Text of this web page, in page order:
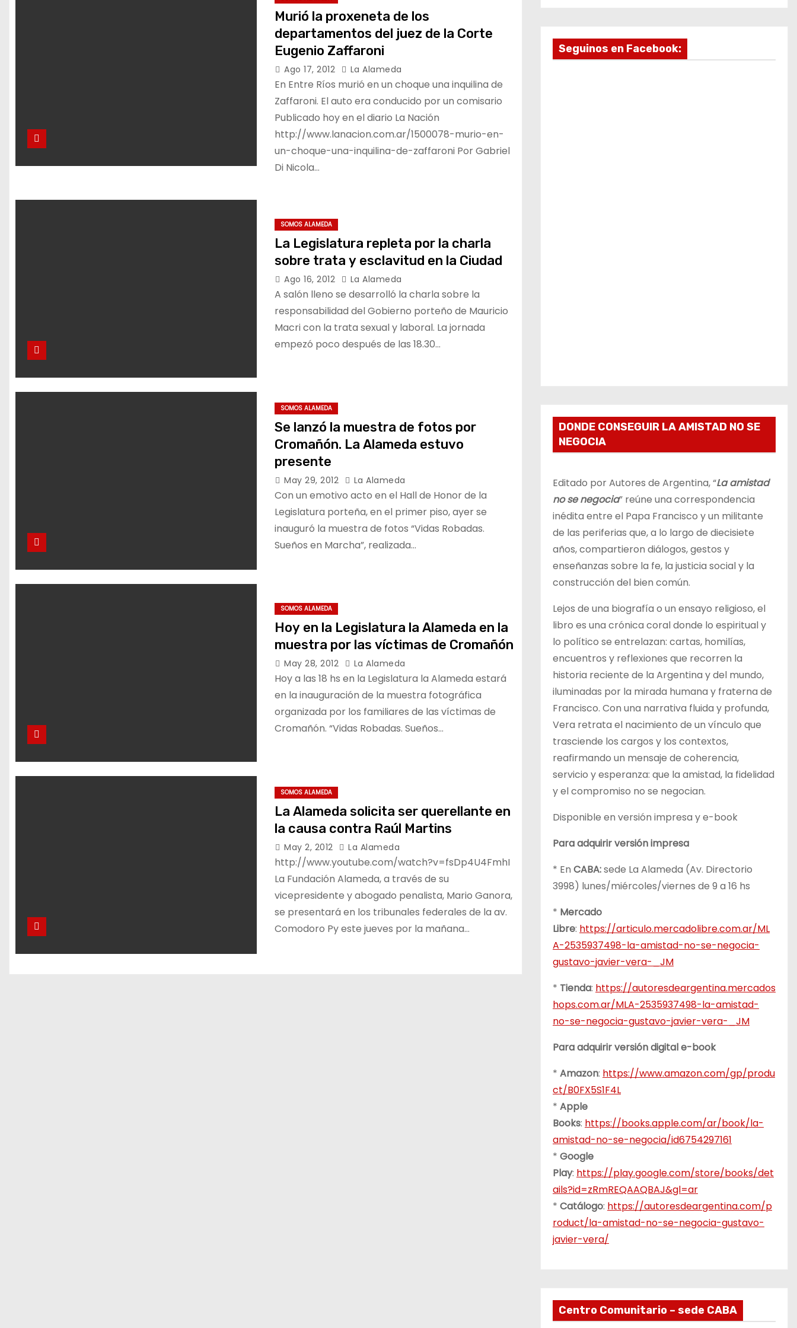
Murió la proxeneta de los
departamentos del juez de la Corte
Eugenio Zaffaroni
Ago 17, 2012 La Alameda
En Entre Ríos murió en un choque una inquilina de
Zaffaroni. El auto era conducido por un comisario
Publicado hoy en el diario La Nación
http://www.lanacion.com.ar/1500078-murio-en-
un-choque-una-inquilina-de-zaffaroni Por Gabriel
Di Nicola…
SOMOS ALAMEDA
La Legislatura repleta por la charla
sobre trata y esclavitud en la Ciudad
Ago 16, 2012 La Alameda
A salón lleno se desarrolló la charla sobre la
responsabilidad del Gobierno porteño de Mauricio
Macri con la trata sexual y laboral. La jornada
empezó poco después de las 18.30…
SOMOS ALAMEDA
Se lanzó la muestra de fotos por
Cromañón. La Alameda estuvo
presente
May 29, 2012 La Alameda
Con un emotivo acto en el Hall de Honor de la
Legislatura porteña, en el primer piso, ayer se
inauguró la muestra de fotos “Vidas Robadas.
Sueños en Marcha”, realizada…
SOMOS ALAMEDA
Hoy en la Legislatura la Alameda en la
muestra por las víctimas de Cromañón
May 28, 2012 La Alameda
Hoy a las 18 hs en la Legislatura la Alameda estará
en la inauguración de la muestra fotográfica
organizada por los familiares de las víctimas de
Cromañón. “Vidas Robadas. Sueños…
SOMOS ALAMEDA
La Alameda solicita ser querellante en
la causa contra Raúl Martins
May 2, 2012 La Alameda
http://www.youtube.com/watch?v=fsDp4U4FmhI
La Fundación Alameda, a través de su
vicepresidente y abogado penalista, Mario Ganora,
se presentará en los tribunales federales de la av.
Comodoro Py este jueves por la mañana…
Seguinos en Facebook:
DONDE CONSEGUIR LA AMISTAD NO SE
NEGOCIA
Editado por Autores de Argentina, “La amistad
no se negocia” reúne una correspondencia
inédita entre el Papa Francisco y un militante
de las periferias que, a lo largo de diecisiete
años, compartieron diálogos, gestos y
enseñanzas sobre la fe, la justicia social y la
construcción del bien común.
Lejos de una biografía o un ensayo religioso, el
libro es una crónica coral donde lo espiritual y
lo político se entrelazan: cartas, homilías,
encuentros y reflexiones que recorren la
historia reciente de la Argentina y del mundo,
iluminadas por la mirada humana y fraterna de
Francisco. Con una narrativa fluida y profunda,
Vera retrata el nacimiento de un vínculo que
trasciende los cargos y los contextos,
reafirmando un mensaje de coherencia,
servicio y esperanza: que la amistad, la fidelidad
y el compromiso no se negocian.
Disponible en versión impresa y e-book
Para adquirir versión impresa
* En CABA:sede La Alameda (Av. Directorio
3998) lunes/miércoles/viernes de 9 a 16 hs
* Mercado
Libre: https://articulo.mercadolibre.com.ar/ML
A-2535937498-la-amistad-no-se-negocia-
gustavo-javier-vera-_JM
* Tienda: https://autoresdeargentina.mercados
hops.com.ar/MLA-2535937498-la-amistad-
no-se-negocia-gustavo-javier-vera-_JM
Para adquirir versión digital e-book
* Amazon: https://www.amazon.com/gp/produ
ct/B0FX5S1F4L
* Apple
Books: https://books.apple.com/ar/book/la-
amistad-no-se-negocia/id6754297161
* Google
Play: https://play.google.com/store/books/det
ails?id=zRmREQAAQBAJ&gl=ar
* Catálogo: https://autoresdeargentina.com/p
roduct/la-amistad-no-se-negocia-gustavo-
javier-vera/
Centro Comunitario – sede CABA